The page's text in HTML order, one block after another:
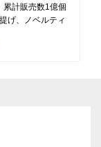
累計販売数1億個
げ、ノベルティ